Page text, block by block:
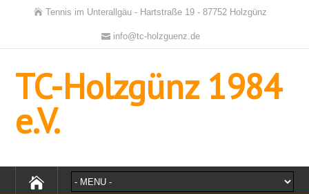
Tennis im Unterallgäu - Hartstraße 19 - 87752 Holzgünz
info@tc-holzguenz.de
TC-Holzgünz 1984
e.V.